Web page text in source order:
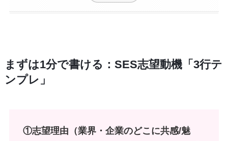
まずは1分で書ける：SES志望動機「3行テ
ンプレ」
①志望理由（業界・企業のどこに共感/魅